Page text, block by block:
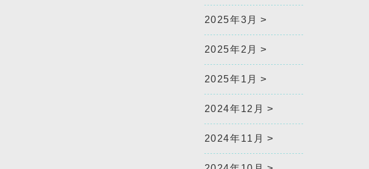
2025年3月
2025年2月
2025年1月
2024年12月
2024年11月